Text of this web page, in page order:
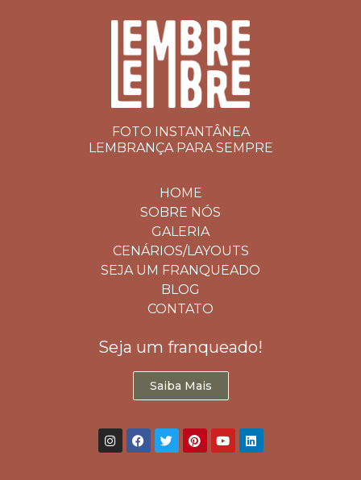
FOTO INSTANTÂNEA
LEMBRANÇA PARA SEMPRE
HOME
SOBRE NÓS
GALERIA
CENÁRIOS/LAYOUTS
SEJA UM FRANQUEADO
BLOG
CONTATO
Seja um franqueado!
Saiba Mais